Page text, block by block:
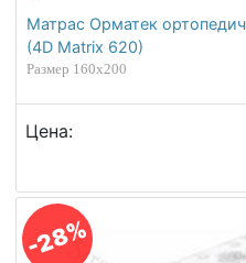
Матрас Орматек
(4D Matrix 620)
Размер 160х200
Цена:
-28%